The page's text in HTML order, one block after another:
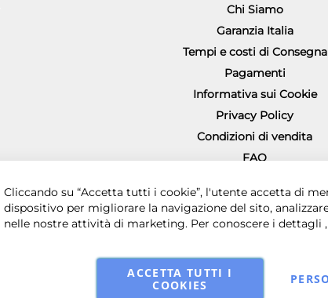
Chi Siamo
Garanzia Italia
Tempi e costi di Consegna
Pagamenti
Informativa sui Cookie
Privacy Policy
Condizioni di vendita
FAQ